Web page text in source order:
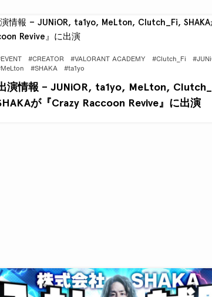
#CREATOR #VALORANT ACADEMY #Clutch_Fi
#SHAKA #ta1yo
演情報 – JUNiOR, ta1yo, MeLton,
が『Crazy Raccoon Revive』に出演